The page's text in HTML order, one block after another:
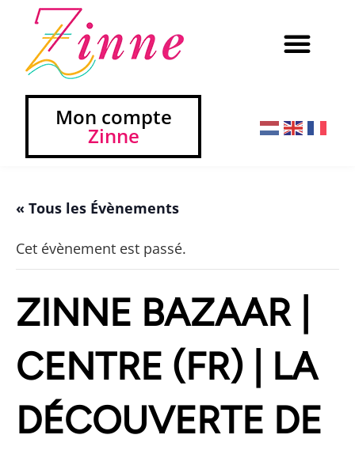
Mon compte
Zinne
« Tous les Évènements
Cet évènement est passé.
ZINNE BAZAAR |
CENTRE (FR) | LA
DÉCOUVERTE DE